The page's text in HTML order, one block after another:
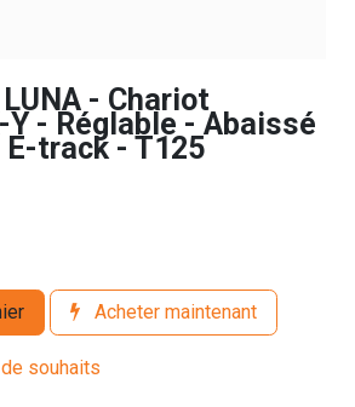
- Chariot
- Réglable - Abaissé
E-track - T125
Acheter maintenant
souhaits